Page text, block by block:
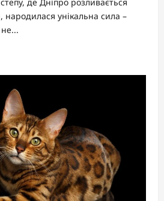
унікальна сила –